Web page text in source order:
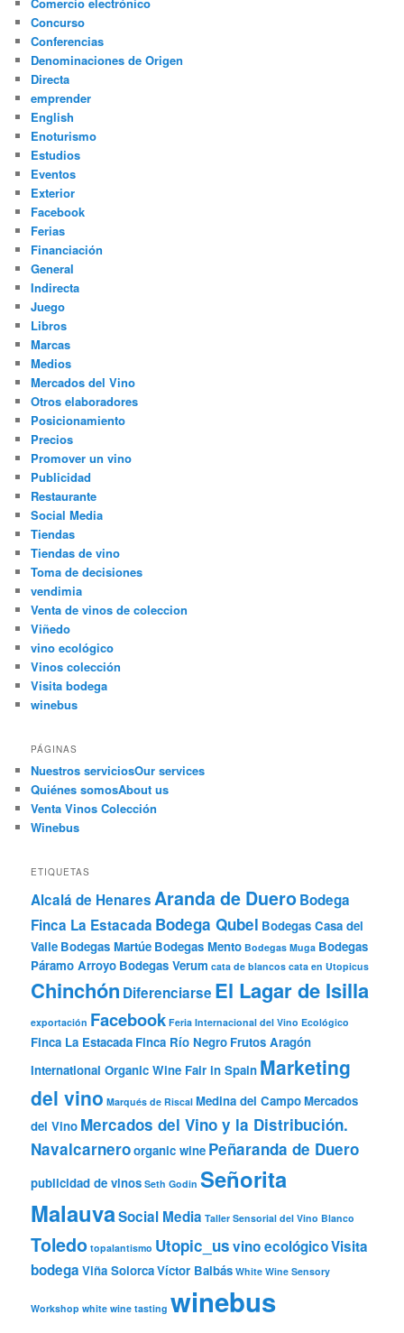
Concurso
Conferencias
Denominaciones de Origen
Directa
emprender
English
Enoturismo
Estudios
Eventos
Exterior
Facebook
Ferias
Financiación
General
Indirecta
Juego
Libros
Marcas
Medios
Mercados del Vino
Otros elaboradores
Posicionamiento
Precios
Promover un vino
Publicidad
Restaurante
Social Media
Tiendas
Tiendas de vino
Toma de decisiones
vendimia
Venta de vinos de coleccion
Viñedo
vino ecológico
Vinos colección
Visita bodega
winebus
PÁGINAS
Nuestros serviciosOur services
Quiénes somosAbout us
Venta Vinos Colección
Winebus
ETIQUETAS
Alcalá de HenaresAranda de DueroBodega
Finca La Estacada Bodega Qubel Bodegas Casa del
Valle Bodegas Martúe Bodegas Mento Bodegas Muga Bodegas
Páramo Arroyo Bodegas Verum cata de blancos cata en Utopicus
Chinchón Diferenciarse El Lagar de Isilla
exportación Facebook Feria Internacional del Vino Ecológico
Finca La Estacada Finca Río Negro Frutos Aragón
International Organic Wine Fair in Spain Marketing
del vino Marqués de Riscal Medina del CampoMercados
del Vino Mercados del Vino y la Distribución.
Navalcarneroorganic wine Peñaranda de Duero
publicidad de vinos Seth Godin Señorita
MalauvaSocial Media Taller Sensorial del Vino Blanco
Toledo topalantismo Utopic_usvino ecológicoVisita
bodega Viña SolorcaVíctor Balbás White Wine Sensory
Workshop white wine tasting winebus